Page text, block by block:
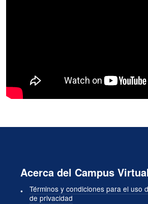
Acerca del Campus
Términos y condiciones para el uso
de privacidad